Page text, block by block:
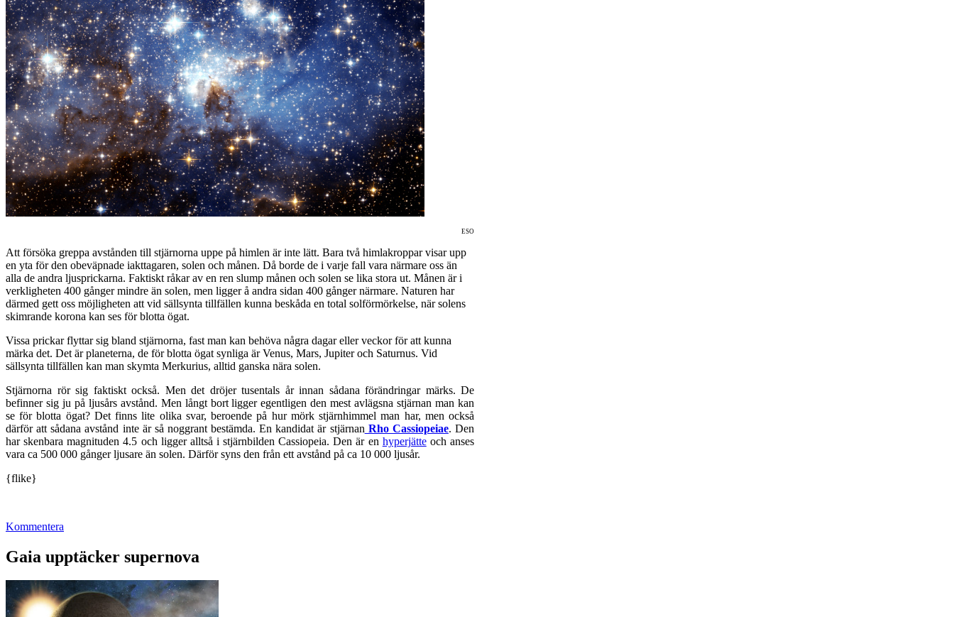
ESO
Att försöka greppa avstånden till stjärnorna uppe på himlen är inte lätt. Bara två himlakroppar visar upp
en yta för den obeväpnade iakttagaren, solen och månen. Då borde de i varje fall vara närmare oss än
alla de andra ljusprickarna. Faktiskt råkar av en ren slump månen och solen se lika stora ut. Månen är i
verkligheten 400 gånger mindre än solen, men ligger å andra sidan 400 gånger närmare. Naturen har
därmed gett oss möjligheten att vid sällsynta tillfällen kunna beskåda en total solförmörkelse, när solens
skimrande korona kan ses för blotta ögat.
Vissa prickar flyttar sig bland stjärnorna, fast man kan behöva några dagar eller veckor för att kunna
märka det. Det är planeterna, de för blotta ögat synliga är Venus, Mars, Jupiter och Saturnus. Vid
sällsynta tillfällen kan man skymta Merkurius, alltid ganska nära solen.
Stjärnorna rör sig faktiskt också. Men det dröjer tusentals år innan sådana förändringar märks. De
befinner sig ju på ljusårs avstånd. Men långt bort ligger egentligen den mest avlägsna stjärnan man kan
se för blotta ögat? Det finns lite olika svar, beroende på hur mörk stjärnhimmel man har, men också
därför att sådana avstånd inte är så noggrant bestämda. En kandidat är stjärnan Rho Cassiopeiae. Den
har skenbara magnituden 4.5 och ligger alltså i stjärnbilden Cassiopeia. Den är en hyperjätteoch anses
vara ca 500 000 gånger ljusare än solen. Därför syns den från ett avstånd på ca 10 000 ljusår.
{flike}
Kommentera
Gaia upptäcker supernova